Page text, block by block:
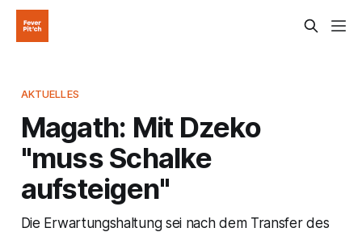
AKTUELLES
Magath: Mit Dzeko
"muss Schalke
aufsteigen"
Die Erwartungshaltung sei nach dem Transfer des